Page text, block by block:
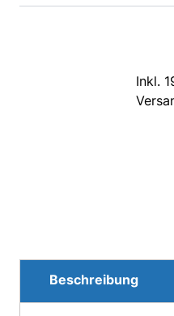
Inkl.
Beschreibung